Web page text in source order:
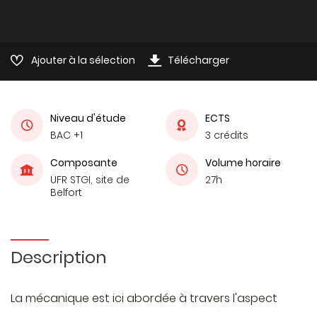
Ajouter à la sélection Télécharger
Niveau d'étude
BAC +1
ECTS
3 crédits
Composante
UFR STGI, site de
Belfort
Volume horaire
27h
Description
La mécanique est ici abordée à travers l'aspect